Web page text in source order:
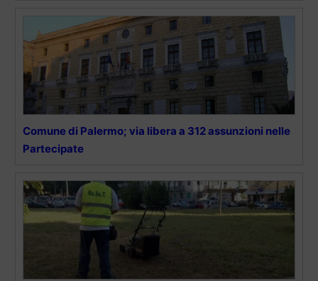
Comune di Palermo; via libera a 312 assunzioni nelle
Partecipate